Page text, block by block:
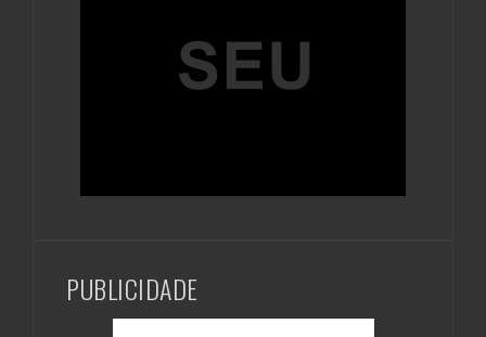
PUBLICIDADE